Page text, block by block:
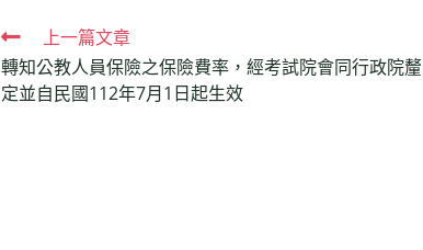
Read
more
articles
上一篇文章
轉知公教人員保險之保險費率，經考試院會同行政院釐
定並自民國112年7月1日起生效